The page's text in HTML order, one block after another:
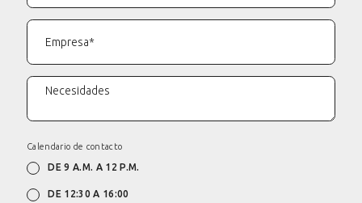
Calendario de contacto
DE 9 A.M. A 12 P.M.
DE 12:30 A 16:00